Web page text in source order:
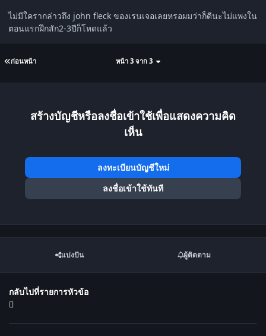
ไม่มีใครากล่าวถึง john fleck ของเรนเจอเลยหรอผมว่าก็ดีนะไม่แพงใน
ตอนแรกฝึกสัก2-3ปีก็โหดแล้ว
ก่อนหน้า หน้า 3 จาก 3
สร้างบัญชีหรือลงชื่อเข้าใช้เพื่อแสดงความคิด
เห็น
ลงทะเบียนบัญชีใหม่
ลงชื่อเข้าใช้ทันที
แบ่งปัน ผู้ติดตาม
กลับไปที่รายการหัวข้อ